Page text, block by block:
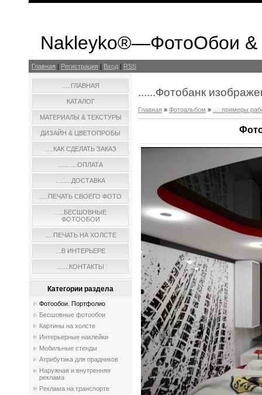
Nakleyko®—ФотоОбои &
Главная | Регистрация | Вход | RSS
.....ГЛАВНАЯ
КАТАЛОГ
МАТЕРИАЛЫ & ТЕКСТУРЫ
ДИЗАЙН & ЦВЕТОПРОБЫ
.....КАК СДЕЛАТЬ ЗАКАЗ
...........ОПЛАТА
.........ДОСТАВКА
.....ПЕЧАТЬ СВОЕГО ФОТО
.....БЕСШОВНЫЕ
ФОТООБОИ
.....ПЕЧАТЬ НА ХОЛСТЕ
...В ИНТЕРЬЕРЕ
.......КОНТАКТЫ
Категории раздела
Фотообои. Портфолио
Бесшовные фотообои
Картины на холсте
Интерьерные наклейки
Мобильные стенды
Атрибутика для прадников
Наружная и внутренняя
реклама
Реклама на транспорте
......Фотобанк
Главная » Фотоальбом » .....примеры